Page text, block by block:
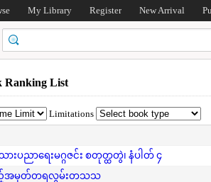
My Library Register New Arrival
Ranking List
Limitations
ားပညာရေးမဂ္ဂဇင်း စတုတ္ထတွဲ၊ နံပါတ် ၄
ည့်အမှတ်တရလွမ်းတသသ